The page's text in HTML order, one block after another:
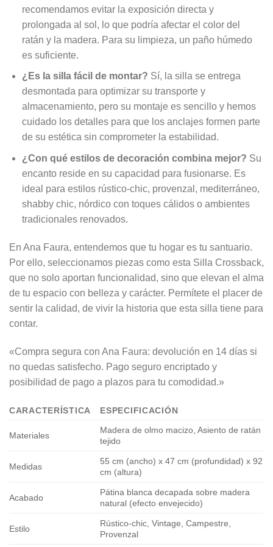
recomendamos evitar la exposición directa y
prolongada al sol, lo que podría afectar el color del
ratán y la madera. Para su limpieza, un paño húmedo
es suficiente.
¿Es la silla fácil de montar? Sí, la silla se entrega
desmontada para optimizar su transporte y
almacenamiento, pero su montaje es sencillo y hemos
cuidado los detalles para que los anclajes formen parte
de su estética sin comprometer la estabilidad.
¿Con qué estilos de decoración combina mejor? Su
encanto reside en su capacidad para fusionarse. Es
ideal para estilos rústico-chic, provenzal, mediterráneo,
shabby chic, nórdico con toques cálidos o ambientes
tradicionales renovados.
En Ana Faura, entendemos que tu hogar es tu santuario.
Por ello, seleccionamos piezas como esta Silla Crossback,
que no solo aportan funcionalidad, sino que elevan el alma
de tu espacio con belleza y carácter. Permítete el placer de
sentir la calidad, de vivir la historia que esta silla tiene para
contar.
«Compra segura con Ana Faura: devolución en 14 días si
no quedas satisfecho. Pago seguro encriptado y
posibilidad de pago a plazos para tu comodidad.»
CARACTERÍSTICA ESPECIFICACIÓN
Materiales
Madera de olmo macizo, Asiento de ratán
tejido
Medidas
55 cm (ancho) x 47 cm (profundidad) x 92
cm (altura)
Acabado
Pátina blanca decapada sobre madera
natural (efecto envejecido)
Estilo
Rústico-chic, Vintage, Campestre,
Provenzal